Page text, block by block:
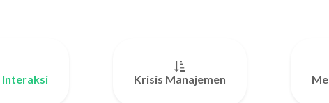
Interaksi Krisis Manajemen